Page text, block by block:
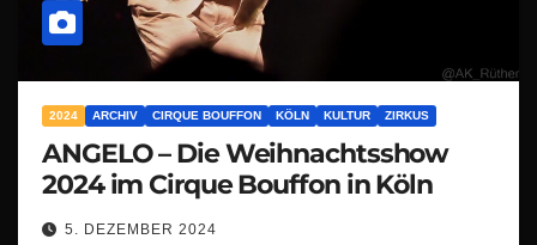
2024 ARCHIV CIRQUE BOUFFON KÖLN KULTUR ZIRKUS
ANGELO – Die Weihnachtsshow
2024 im Cirque Bouffon in Köln
5. DEZEMBER 2024